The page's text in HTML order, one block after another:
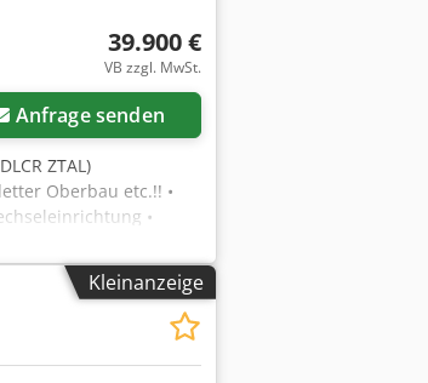
39.900 €
VB zzgl. MwSt.
Anfrage senden
ZTAL)
Oberbau etc.!! •
•
1 x Tieflöffel 1.3
Maschine! Cedpfx
Irrtümer und
Kleinanzeige